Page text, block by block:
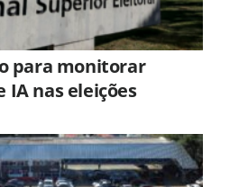
para monitorar
IA nas eleições